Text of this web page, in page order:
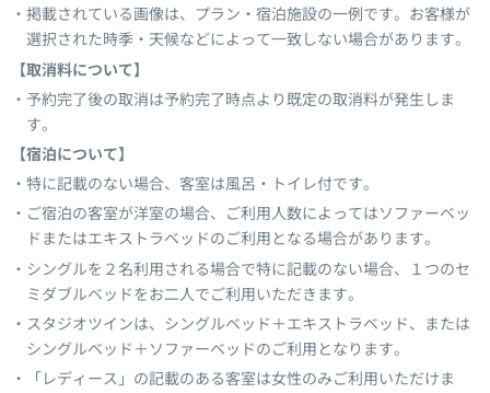
掲載されている画像は、プラン・宿泊施設の一例です。お客様が
選択された時季・天候などによって一致しない場合があります。
【取消料について】
予約完了後の取消は予約完了時点より既定の取消料が発生しま
す。
【宿泊について】
特に記載のない場合、客室は風呂・トイレ付です。
ご宿泊の客室が洋室の場合、ご利用人数によってはソファーベッ
ドまたはエキストラベッドのご利用となる場合があります。
シングルを２名利用される場合で特に記載のない場合、１つのセ
ミダブルベッドをお二人でご利用いただきます。
スタジオツインは、シングルベッド＋エキストラベッド、または
シングルベッド＋ソファーベッドのご利用となります。
「レディース」の記載のある客室は女性のみご利用いただけま